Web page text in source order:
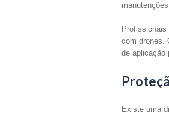
com drones.
de aplicação
Existe uma